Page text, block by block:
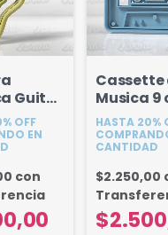
Guitar
OFF
EN
con
Cassette
Musica 9
HASTA 20%
CANTIDAD
$2.250,00